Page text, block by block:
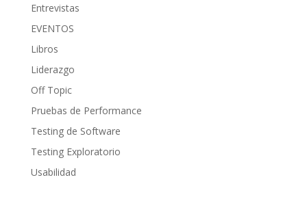
Entrevistas
EVENTOS
Libros
Liderazgo
Off Topic
Pruebas de Performance
Testing de Software
Testing Exploratorio
Usabilidad